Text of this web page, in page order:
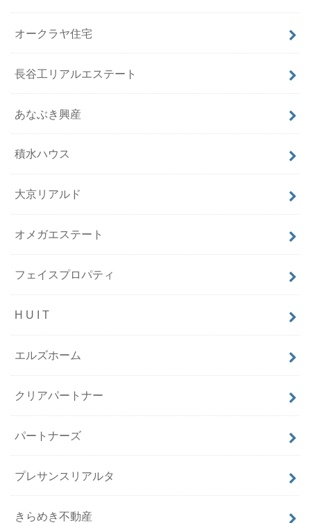
オークラヤ住宅
長谷工リアルエステート
あなぶき興産
積水ハウス
大京リアルド
オメガエステート
フェイスプロパティ
H U I T
エルズホーム
クリアパートナー
パートナーズ
プレサンスリアルタ
きらめき不動産